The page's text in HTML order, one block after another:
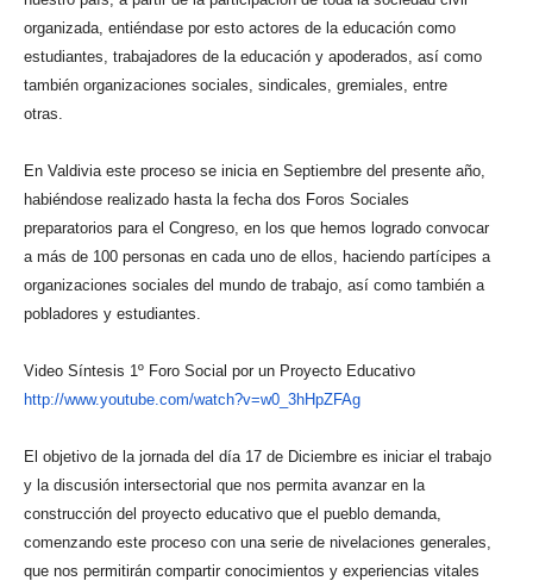
organizada, entiéndase por esto actores de la educación como
estudiantes, trabajadores de la educación y apoderados, así como
también organizaciones sociales, sindicales, gremiales, entre
otras.
En Valdivia este proceso se inicia en Septiembre del presente año,
habiéndose realizado hasta la fecha dos Foros Sociales
preparatorios para el Congreso, en los que hemos logrado convocar
a más de 100 personas en cada uno de ellos, haciendo partícipes a
organizaciones sociales del mundo de trabajo, así como también a
pobladores y estudiantes.
Video Síntesis 1º Foro Social por un Proyecto Educativo
http://www.youtube.com/watch?v=w0_3hHpZFAg
El objetivo de la jornada del día 17 de Diciembre es iniciar el trabajo
y la discusión intersectorial que nos permita avanzar en la
construcción del proyecto educativo que el pueblo demanda,
comenzando este proceso con una serie de nivelaciones generales,
que nos permitirán compartir conocimientos y experiencias vitales